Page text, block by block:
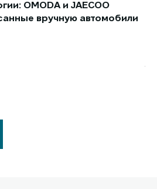
OMODA и JAECOO
вручную автомобили